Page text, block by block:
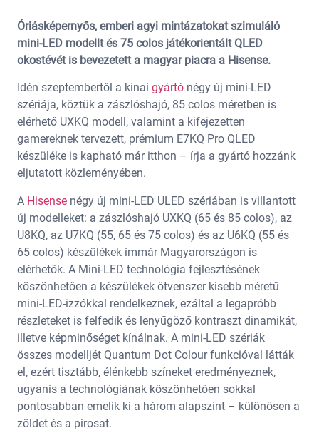
Óriásképernyős, emberi agyi mintázatokat szimuláló
mini-LED modellt és 75 colos játékorientált QLED
okostévét is bevezetett a magyar piacra a Hisense.
Idén szeptembertől a kínai gyártó négy új mini-LED
szériája, köztük a zászlóshajó, 85 colos méretben is
elérhető UXKQ modell, valamint a kifejezetten
gamereknek tervezett, prémium E7KQ Pro QLED
készüléke is kapható már itthon – írja a gyártó hozzánk
eljutatott közleményében.
A Hisense négy új mini-LED ULED szériában is villantott
új modelleket: a zászlóshajó UXKQ (65 és 85 colos), az
U8KQ, az U7KQ (55, 65 és 75 colos) és az U6KQ (55 és
65 colos) készülékek immár Magyarországon is
elérhetők. A Mini-LED technológia fejlesztésének
köszönhetően a készülékek ötvenszer kisebb méretű
mini-LED-izzókkal rendelkeznek, ezáltal a legapróbb
részleteket is felfedik és lenyűgöző kontraszt dinamikát,
illetve képminőséget kínálnak. A mini-LED szériák
összes modelljét Quantum Dot Colour funkcióval látták
el, ezért tisztább, élénkebb színeket eredményeznek,
ugyanis a technológiának köszönhetően sokkal
pontosabban emelik ki a három alapszínt – különösen a
zöldet és a pirosat.